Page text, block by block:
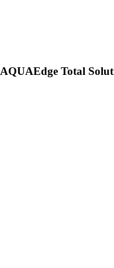
AQUAEdge Total